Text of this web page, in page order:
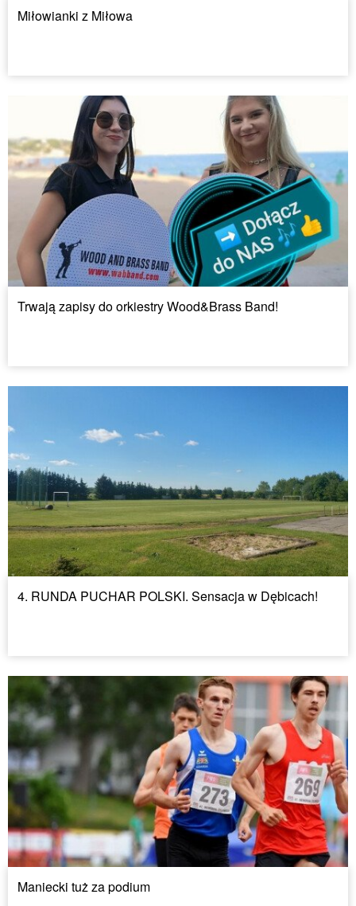
Miłowianki z Miłowa
Trwają zapisy do orkiestry Wood&Brass Band!
4. RUNDA PUCHAR POLSKI. Sensacja w Dębicach!
Maniecki tuż za podium